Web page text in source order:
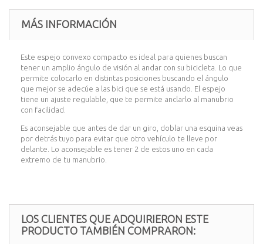
MÁS INFORMACIÓN
Este espejo convexo compacto es ideal para quienes buscan
tener un amplio ángulo de visión al andar con su bicicleta. Lo que
permite colocarlo en distintas posiciones buscando el ángulo
que mejor se adecúe a las bici que se está usando. El espejo
tiene un ajuste regulable, que te permite anclarlo al manubrio
con facilidad.
Es aconsejable que antes de dar un giro, doblar una esquina veas
por detrás tuyo para evitar que otro vehículo te lleve por
delante. Lo aconsejable es tener 2 de estos uno en cada
extremo de tu manubrio.
LOS CLIENTES QUE ADQUIRIERON ESTE
PRODUCTO TAMBIÉN COMPRARON: